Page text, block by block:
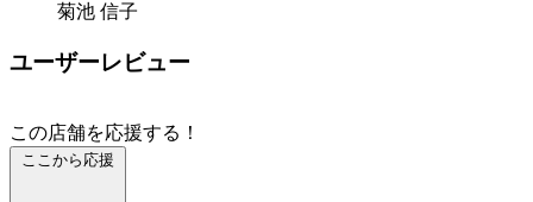
菊池 信子
ユーザーレビュー
この店舗を応援する！
ここから応援